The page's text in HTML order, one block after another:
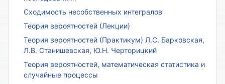
Сходимость несобственных интегралов
Теория вероятностей (Лекции)
Теория вероятностей (Практикум) Л.С. Барковская,
Л.В. Станишевская, Ю.Н. Черторицкий
Теория вероятностей, математическая статистика и
случайные процессы